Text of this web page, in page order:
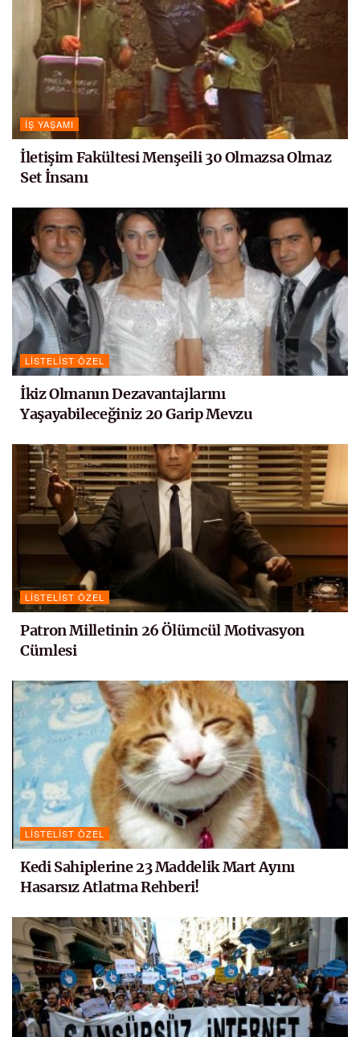
İŞ YAŞAMI
İletişim Fakültesi Menşeili 30 Olmazsa Olmaz
Set İnsanı
LISTELIST ÖZEL
İkiz Olmanın Dezavantajlarını
Yaşayabileceğiniz 20 Garip Mevzu
LISTELIST ÖZEL
Patron Milletinin 26 Ölümcül Motivasyon
Cümlesi
LISTELIST ÖZEL
Kedi Sahiplerine 23 Maddelik Mart Ayını
Hasarsız Atlatma Rehberi!